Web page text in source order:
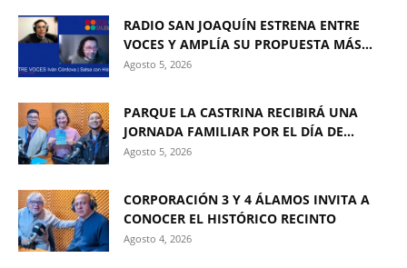
RADIO SAN JOAQUÍN ESTRENA ENTRE
VOCES Y AMPLÍA SU PROPUESTA MÁS...
Agosto 5, 2026
PARQUE LA CASTRINA RECIBIRÁ UNA
JORNADA FAMILIAR POR EL DÍA DE...
Agosto 5, 2026
CORPORACIÓN 3 Y 4 ÁLAMOS INVITA A
CONOCER EL HISTÓRICO RECINTO
Agosto 4, 2026